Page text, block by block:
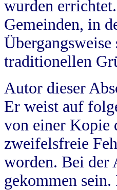
wurden
Gemeinden, in
traditionellen
Autor dieser
Er weist auf
von einer Kopie
zweifelsfreie
worden. Bei der
gekommen